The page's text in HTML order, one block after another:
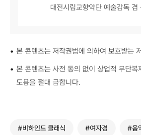
대전시립교향악단 예술감독 겸
• 본 콘텐츠는 저작권법에 의하여 보호받는
• 본 콘텐츠는 사전 동의 없이 상업적 무단
도용을 절대 금합니다.
#비하인드 클래식 #여자경 #음